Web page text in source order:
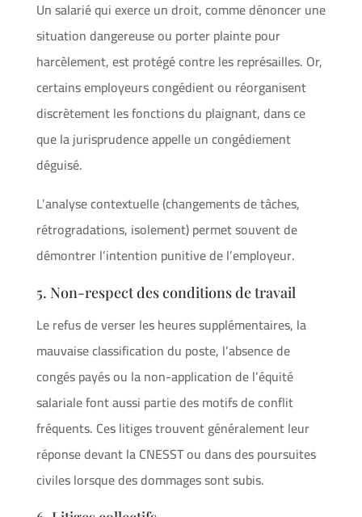
Un salarié qui exerce un droit, comme dénoncer une
situation dangereuse ou porter plainte pour
harcèlement, est protégé contre les représailles. Or,
certains employeurs congédient ou réorganisent
discrètement les fonctions du plaignant, dans ce
que la jurisprudence appelle un congédiement
déguisé.
L’analyse contextuelle (changements de tâches,
rétrogradations, isolement) permet souvent de
démontrer l’intention punitive de l’employeur.
5. Non-respect des conditions de travail
Le refus de verser les heures supplémentaires, la
mauvaise classification du poste, l’absence de
congés payés ou la non-application de l’équité
salariale font aussi partie des motifs de conflit
fréquents. Ces litiges trouvent généralement leur
réponse devant la CNESST ou dans des poursuites
civiles lorsque des dommages sont subis.